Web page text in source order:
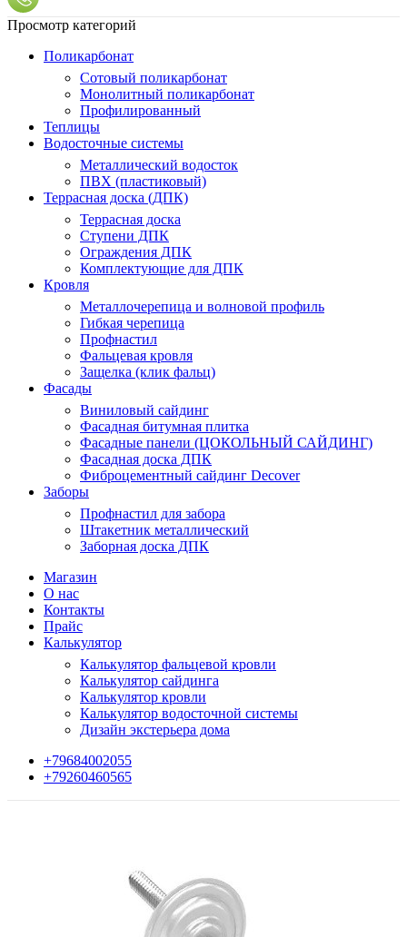
Просмотр категорий
Поликарбонат
Сотовый поликарбонат
Монолитный поликарбонат
Профилированный
Теплицы
Водосточные системы
Металлический водосток
ПВХ (пластиковый)
Террасная доска (ДПК)
Террасная доска
Ступени ДПК
Ограждения ДПК
Комплектующие для ДПК
Кровля
Металлочерепица и волновой профиль
Гибкая черепица
Профнастил
Фальцевая кровля
Защелка (клик фальц)
Фасады
Виниловый сайдинг
Фасадная битумная плитка
Фасадные панели (ЦОКОЛЬНЫЙ САЙДИНГ)
Фасадная доска ДПК
Фиброцементный сайдинг Decover
Заборы
Профнастил для забора
Штакетник металлический
Заборная доска ДПК
Магазин
О нас
Контакты
Прайс
Калькулятор
Калькулятор фальцевой кровли
Калькулятор сайдинга
Калькулятор кровли
Калькулятор водосточной системы
Дизайн экстерьера дома
+79684002055
+79260460565